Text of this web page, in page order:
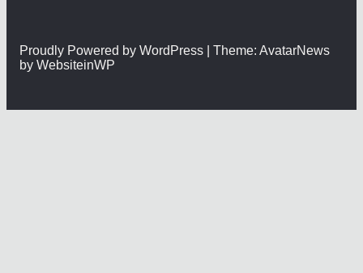
Proudly Powered by WordPress | Theme: AvatarNews
by WebsiteinWP